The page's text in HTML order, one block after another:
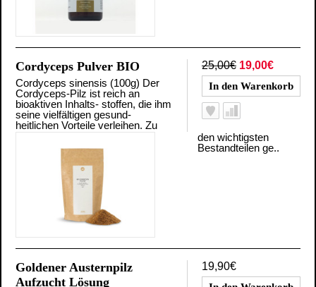
25,00€ 19,00€
Cordyceps Pulver BIO
Cordyceps sinensis (100g) Der
Cordyceps-Pilz ist reich an
bioaktiven Inhalts- stoffen, die ihm
seine vielfältigen gesund-
heitlichen Vorteile verleihen. Zu
den wichtigsten
Bestandteilen ge..
19,90€
Goldener Austernpilz
Aufzucht Lösung